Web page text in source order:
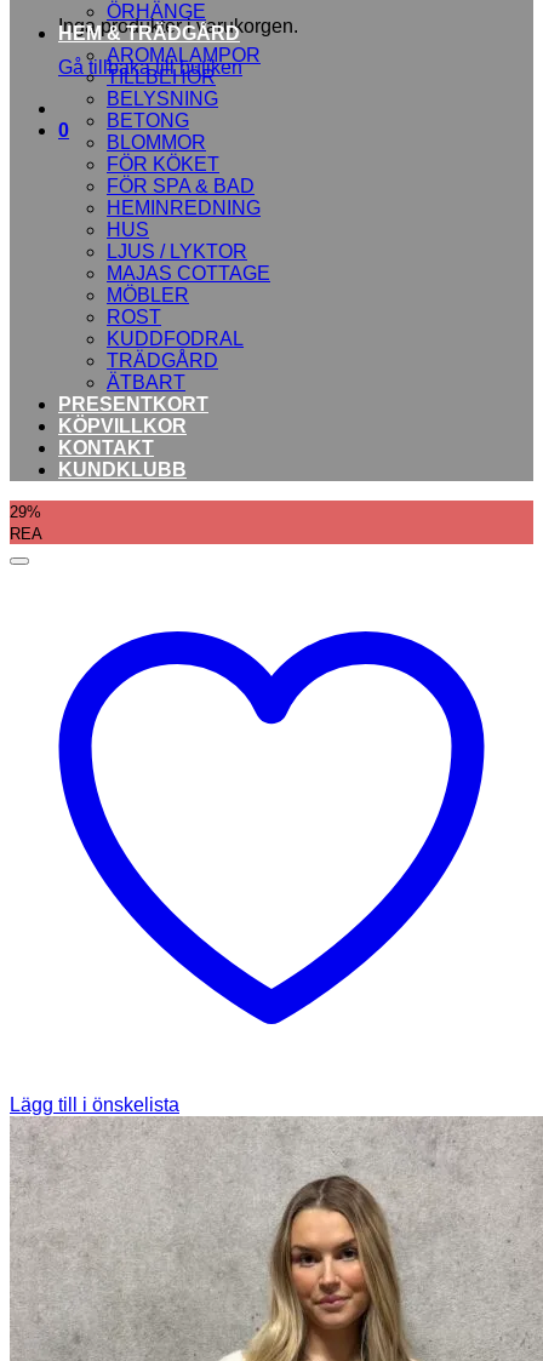
Inga produkter i varukorgen.
Gå tillbaka till butiken
0
ÖRHÄNGE
HEM & TRÄDGÅRD
AROMALAMPOR
TILLBEHÖR
BELYSNING
BETONG
BLOMMOR
FÖR KÖKET
FÖR SPA & BAD
HEMINREDNING
HUS
LJUS / LYKTOR
MAJAS COTTAGE
MÖBLER
ROST
KUDDFODRAL
TRÄDGÅRD
ÄTBART
PRESENTKORT
KÖPVILLKOR
KONTAKT
KUNDKLUBB
29%
REA
Lägg till i önskelista